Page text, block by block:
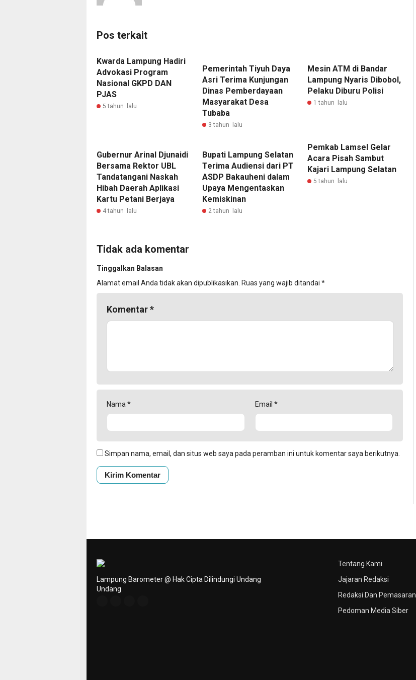
Pos terkait
Kwarda Lampung Hadiri
Advokasi Program
Nasional GKPD DAN
PJAS
5 tahun lalu
Pemerintah Tiyuh Daya
Asri Terima Kunjungan
Dinas Pemberdayaan
Masyarakat Desa
Tubaba
3 tahun lalu
Mesin ATM di Bandar
Lampung Nyaris Dibobol,
Pelaku Diburu Polisi
1 tahun lalu
Gubernur Arinal Djunaidi
Bersama Rektor UBL
Tandatangani Naskah
Hibah Daerah Aplikasi
Kartu Petani Berjaya
4 tahun lalu
Bupati Lampung Selatan
Terima Audiensi dari PT
ASDP Bakauheni dalam
Upaya Mengentaskan
Kemiskinan
2 tahun lalu
Pemkab Lamsel Gelar
Acara Pisah Sambut
Kajari Lampung Selatan
5 tahun lalu
Tidak ada komentar
Tinggalkan Balasan
Alamat email Anda tidak akan dipublikasikan. Ruas yang wajib ditandai *
Komentar*
Nama * Email *
Simpan nama, email, dan situs web saya pada peramban ini untuk komentar saya berikutnya.
Tentang Kami
Jajaran Redaksi
Redaksi Dan Pemasaran
Pedoman Media Siber
Lampung Barometer @ Hak Cipta Dilindungi Undang
Undang